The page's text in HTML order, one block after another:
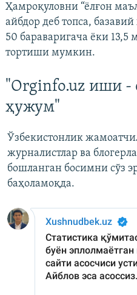
Ҳамроқуловни “ёлғон
айбдор деб топса,
50 бараваригача ёки
тортиши мумкин.
"Orginfo.uz иши -
ҳужум"
Ўзбекистонлик
журналистлар ва
бошланган босимни сўз
баҳоламоқда.